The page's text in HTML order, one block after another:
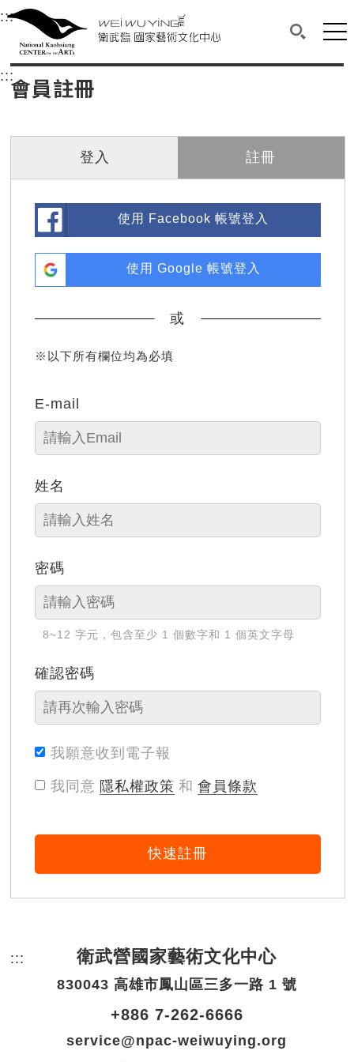
衛武營國家藝術文化中心
中央內容區塊，為本頁主要內容區。
:::選單連結區塊，此區塊列有本網站主要連結。
衛武營國家藝術文化中心
搜尋(開
網
::: 中央內容區塊，為本頁主要內容區。
會員註冊
登入 註冊
使用 Facebook 帳號登入
使用 Google 帳號登入
或
※以下所有欄位均為必填
E-mail
姓名
密碼
8~12 字元，包含至少 1 個數字和 1 個英文字母
確認密碼
我願意收到電子報
我同意 隱私權政策 和 會員條款
快速註冊
::: 頁尾網站資訊。
衛武營國家藝術文化中心
830043 高雄市鳳山區三多一路 1 號
+886 7-262-6666
service@npac-weiwuying.org